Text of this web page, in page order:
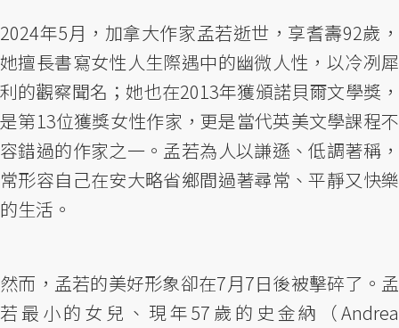
2024年5月，加拿大作家孟若逝世，享耆壽92歲，
她擅長書寫女性人生際遇中的幽微人性，以冷冽犀
利的觀察聞名；她也在2013年獲頒諾貝爾文學獎，
是第13位獲獎女性作家，更是當代英美文學課程不
容錯過的作家之一。孟若為人以謙遜、低調著稱，
常形容自己在安大略省鄉間過著尋常、平靜又快樂
的生活。
然而，孟若的美好形象卻在7月7日後被擊碎了。孟
若最小的女兒、現年57歲的史金納（Andrea